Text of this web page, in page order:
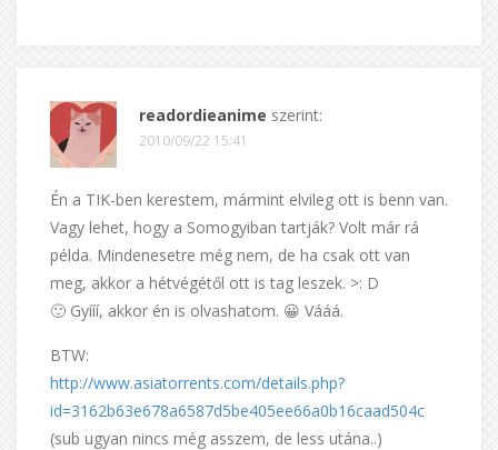
readordieanime szerint:
2010/09/22 15:41
Én a TIK-ben kerestem, mármint elvileg ott is benn van.
Vagy lehet, hogy a Somogyiban tartják? Volt már rá
példa. Mindenesetre még nem, de ha csak ott van
meg, akkor a hétvégétől ott is tag leszek. >: D
🙂 Gyííí, akkor én is olvashatom. 😀 Vááá.
BTW:
http://www.asiatorrents.com/details.php?
id=3162b63e678a6587d5be405ee66a0b16caad504c
(sub ugyan nincs még asszem, de less utána..)